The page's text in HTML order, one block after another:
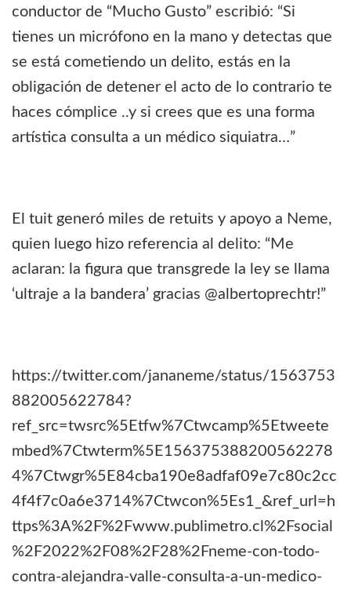
conductor de “Mucho Gusto” escribió: “Si
tienes un micrófono en la mano y detectas que
se está cometiendo un delito, estás en la
obligación de detener el acto de lo contrario te
haces cómplice ..y si crees que es una forma
artística consulta a un médico siquiatra…”
El tuit generó miles de retuits y apoyo a Neme,
quien luego hizo referencia al delito: “Me
aclaran: la figura que transgrede la ley se llama
‘ultraje a la bandera’ gracias @albertoprechtr!”
https://twitter.com/jananeme/status/1563753
882005622784?
ref_src=twsrc%5Etfw%7Ctwcamp%5Etweete
mbed%7Ctwterm%5E156375388200562278
4%7Ctwgr%5E84cba190e8adfaf09e7c80c2cc
4f4f7c0a6e3714%7Ctwcon%5Es1_&ref_url=h
ttps%3A%2F%2Fwww.publimetro.cl%2Fsocial
%2F2022%2F08%2F28%2Fneme-con-todo-
contra-alejandra-valle-consulta-a-un-medico-